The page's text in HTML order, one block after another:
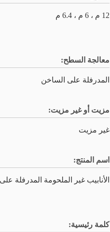
12 م ، 6 م ، 6.4 م
معالجة السطح:
المدرفلة على الساخن
مزيت أو غير مزيت:
غير مزيت
اسم المنتج:
الأنابيب غير الملحومة المدرفلة
كلمة رئيسية: